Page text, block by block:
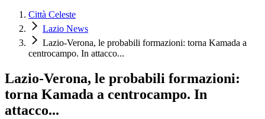
Città Celeste
Lazio News
Lazio-Verona, le probabili formazioni: torna Kamada a
centrocampo. In attacco...
Lazio-Verona, le probabili formazioni:
torna Kamada a centrocampo. In
attacco...